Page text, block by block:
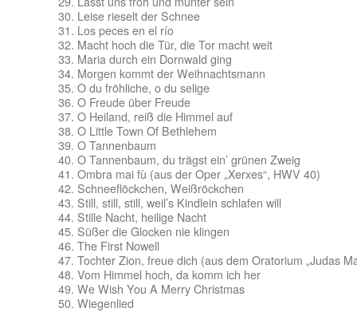
Leise rieselt der Schnee
Los peces en el río
Macht hoch die Tür, die Tor macht weit
Maria durch ein Dornwald ging
Morgen kommt der Weihnachtsmann
O du fröhliche, o du selige
O Freude über Freude
O Heiland, reiß die Himmel auf
O Little Town Of Bethlehem
O Tannenbaum
O Tannenbaum, du trägst ein’ grünen Zweig
Ombra mai fù (aus der Oper „Xerxes“, HWV 40)
Schneeflöckchen, Weißröckchen
Still, still, still, weil’s Kindlein schlafen will
Stille Nacht, heilige Nacht
Süßer die Glocken nie klingen
The First Nowell
Tochter Zion, freue dich (aus dem Oratorium „Judas
Vom Himmel hoch, da komm ich her
We Wish You A Merry Christmas
Wiegenlied